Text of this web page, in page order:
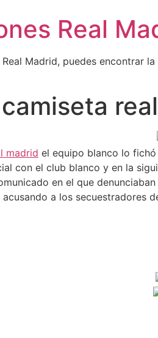
Real
Real Madrid, puedes encontrar
madrid el equipo blanco lo
con el club blanco y en la
en el que
acusando a los secuestradores